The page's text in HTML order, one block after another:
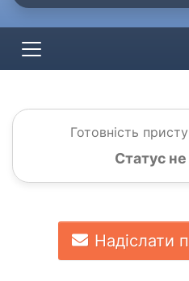
Готовність
Статус
Надіслати